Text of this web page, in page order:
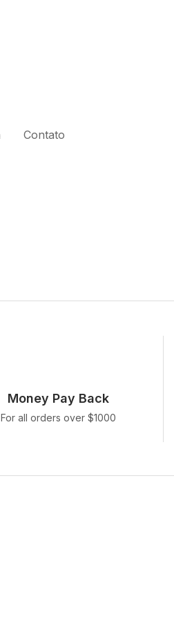
Contato
Money Pay Back
For all orders over $1000